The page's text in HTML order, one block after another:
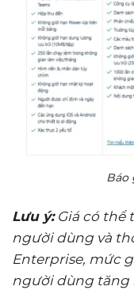
Báo
Lưu ý:Giá có thể
người dùng và
Enterprise, mức
người dùng tăng